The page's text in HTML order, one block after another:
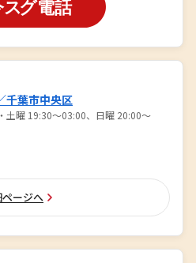
千葉市中央区
土曜 19:30〜03:00、日曜 20:00〜
ージへ